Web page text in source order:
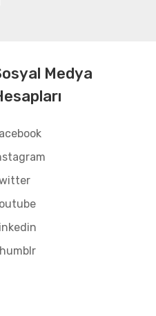
Medya